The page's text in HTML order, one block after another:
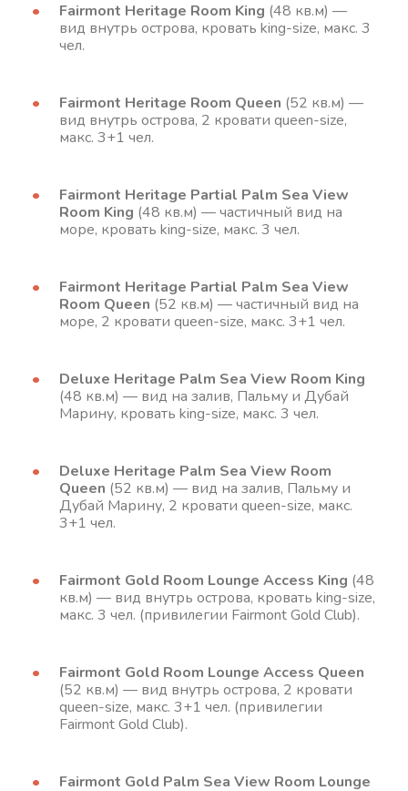
Fairmont Heritage Room King (48 кв.м) —
вид внутрь острова, кровать king-size, макс. 3
чел.
Fairmont Heritage Room Queen (52 кв.м) —
вид внутрь острова, 2 кровати queen-size,
макс. 3+1 чел.
Fairmont Heritage Partial Palm Sea View
Room King (48 кв.м) — частичный вид на
море, кровать king-size, макс. 3 чел.
Fairmont Heritage Partial Palm Sea View
Room Queen (52 кв.м) — частичный вид на
море, 2 кровати queen-size, макс. 3+1 чел.
Deluxe Heritage Palm Sea View Room King
(48 кв.м) — вид на залив, Пальму и Дубай
Марину, кровать king-size, макс. 3 чел.
Deluxe Heritage Palm Sea View Room
Queen (52 кв.м) — вид на залив, Пальму и
Дубай Марину, 2 кровати queen-size, макс.
3+1 чел.
Fairmont Gold Room Lounge Access King (48
кв.м) — вид внутрь острова, кровать king-size,
макс. 3 чел. (привилегии Fairmont Gold Club).
Fairmont Gold Room Lounge Access Queen
(52 кв.м) — вид внутрь острова, 2 кровати
queen-size, макс. 3+1 чел. (привилегии
Fairmont Gold Club).
Fairmont Gold Palm Sea View Room Lounge